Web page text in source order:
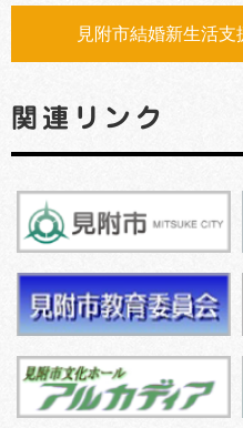
見附市結婚新生活支
関連リンク